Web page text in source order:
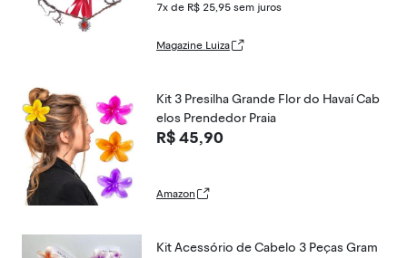
7x de R$ 25,95 sem juros
Magazine Luiza
Kit 3 Presilha Grande Flor do Havaí Cab
elos Prendedor Praia
R$ 45,90
Amazon
Kit Acessório de Cabelo 3 Peças Gram